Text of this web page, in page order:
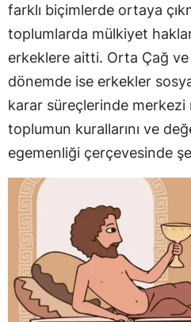
farklı biçimlerde ortaya
toplumlarda mülkiyet
erkeklere aitti. Orta Çağ
dönemde ise erkekler
karar süreçlerinde merkezi
toplumun kurallarını ve
egemenliği çerçevesinde